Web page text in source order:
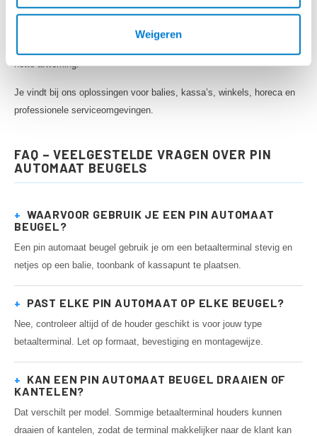
Weigeren
Bij Beugelsenmeer.nl koop je sinds 2005 praktische
montageoplossingen voor zakelijke toepassingen. Wij selecteren pin
nette afwerking.
Je vindt bij ons oplossingen voor balies, kassa’s, winkels, horeca en
professionele serviceomgevingen.
FAQ – VEELGESTELDE VRAGEN OVER PIN
AUTOMAAT BEUGELS
+ WAARVOOR GEBRUIK JE EEN PIN AUTOMAAT
BEUGEL?
Een pin automaat beugel gebruik je om een betaalterminal stevig en
netjes op een balie, toonbank of kassapunt te plaatsen.
+ PAST ELKE PIN AUTOMAAT OP ELKE BEUGEL?
Nee, controleer altijd of de houder geschikt is voor jouw type
betaalterminal. Let op formaat, bevestiging en montagewijze.
+ KAN EEN PIN AUTOMAAT BEUGEL DRAAIEN OF
KANTELEN?
Dat verschilt per model. Sommige betaalterminal houders kunnen
draaien of kantelen, zodat de terminal makkelijker naar de klant kan